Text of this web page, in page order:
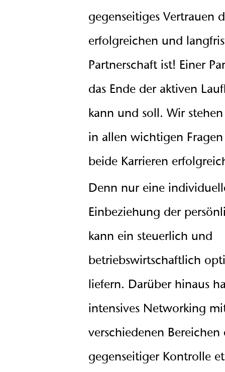
gegenseitiges Vertrauen
erfolgreichen und
Partnerschaft ist! Einer
das Ende der aktiven
kann und soll. Wir
in allen wichtigen
beide Karrieren
Denn nur eine
Einbeziehung der
kann ein steuerlich und
betriebswirtschaftlich
liefern. Darüber hinaus
intensives Networking
verschiedenen Bereichen
gegenseitiger Kontrolle